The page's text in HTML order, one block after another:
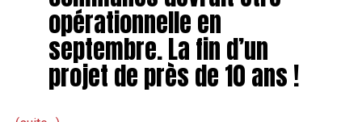
opérationnelle en
septembre. La fin d’un
projet de près de 10 ans !